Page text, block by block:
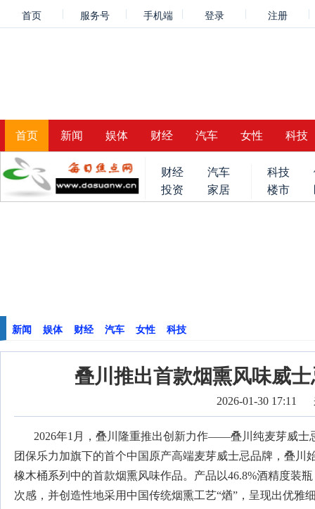
首页 服务号 手机端 登录 注册
首页 新闻 娱体 财经 汽车 女性 科技
财经
汽车
投资
家居
科技
楼市
新闻 娱体 财经 汽车 女性 科技
叠川推出首款烟熏风味威
2026-01-30 17:11
2026年1月，叠川隆重推出创新力作——叠川纯麦芽威士
团保乐力加旗下的首个中国原产高端麦芽威士忌品牌，叠
橡木桶系列中的首款烟熏风味作品。产品以46.8%酒精度装
次感，并创造性地采用中国传统烟熏工艺“煪”，呈现出优雅